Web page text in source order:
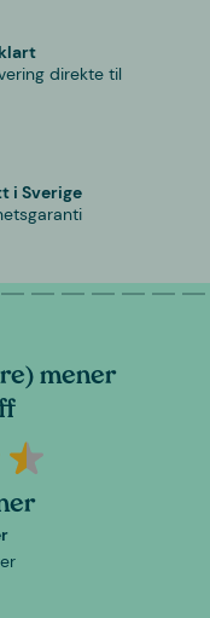
direkte til
i Sverige
mener